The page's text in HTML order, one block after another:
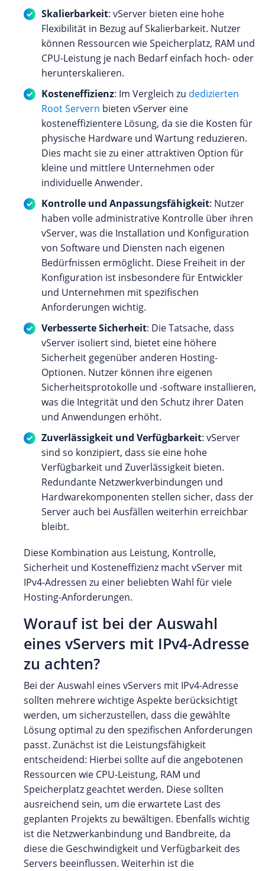
Skalierbarkeit: vServer bieten eine hohe
Flexibilität in Bezug auf Skalierbarkeit. Nutzer
können Ressourcen wie Speicherplatz, RAM und
CPU-Leistung je nach Bedarf einfach hoch- oder
herunterskalieren.
Kosteneffizienz: Im Vergleich zu dedizierten
Root Servern bieten vServer eine
kosteneffizientere Lösung, da sie die Kosten für
physische Hardware und Wartung reduzieren.
Dies macht sie zu einer attraktiven Option für
kleine und mittlere Unternehmen oder
individuelle Anwender.
Kontrolle und Anpassungsfähigkeit: Nutzer
haben volle administrative Kontrolle über ihren
vServer, was die Installation und Konfiguration
von Software und Diensten nach eigenen
Bedürfnissen ermöglicht. Diese Freiheit in der
Konfiguration ist insbesondere für Entwickler
und Unternehmen mit spezifischen
Anforderungen wichtig.
Verbesserte Sicherheit: Die Tatsache, dass
vServer isoliert sind, bietet eine höhere
Sicherheit gegenüber anderen Hosting-
Optionen. Nutzer können ihre eigenen
Sicherheitsprotokolle und -software installieren,
was die Integrität und den Schutz ihrer Daten
und Anwendungen erhöht.
Zuverlässigkeit und Verfügbarkeit: vServer
sind so konzipiert, dass sie eine hohe
Verfügbarkeit und Zuverlässigkeit bieten.
Redundante Netzwerkverbindungen und
Hardwarekomponenten stellen sicher, dass der
Server auch bei Ausfällen weiterhin erreichbar
bleibt.
Diese Kombination aus Leistung, Kontrolle,
Sicherheit und Kosteneffizienz macht vServer mit
IPv4-Adressen zu einer beliebten Wahl für viele
Hosting-Anforderungen.
Worauf ist bei der Auswahl
eines vServers mit IPv4-Adresse
zu achten?
Bei der Auswahl eines vServers mit IPv4-Adresse
sollten mehrere wichtige Aspekte berücksichtigt
werden, um sicherzustellen, dass die gewählte
Lösung optimal zu den spezifischen Anforderungen
passt. Zunächst ist die Leistungsfähigkeit
entscheidend: Hierbei sollte auf die angebotenen
Ressourcen wie CPU-Leistung, RAM und
Speicherplatz geachtet werden. Diese sollten
ausreichend sein, um die erwartete Last des
geplanten Projekts zu bewältigen. Ebenfalls wichtig
ist die Netzwerkanbindung und Bandbreite, da
diese die Geschwindigkeit und Verfügbarkeit des
Servers beeinflussen. Weiterhin ist die